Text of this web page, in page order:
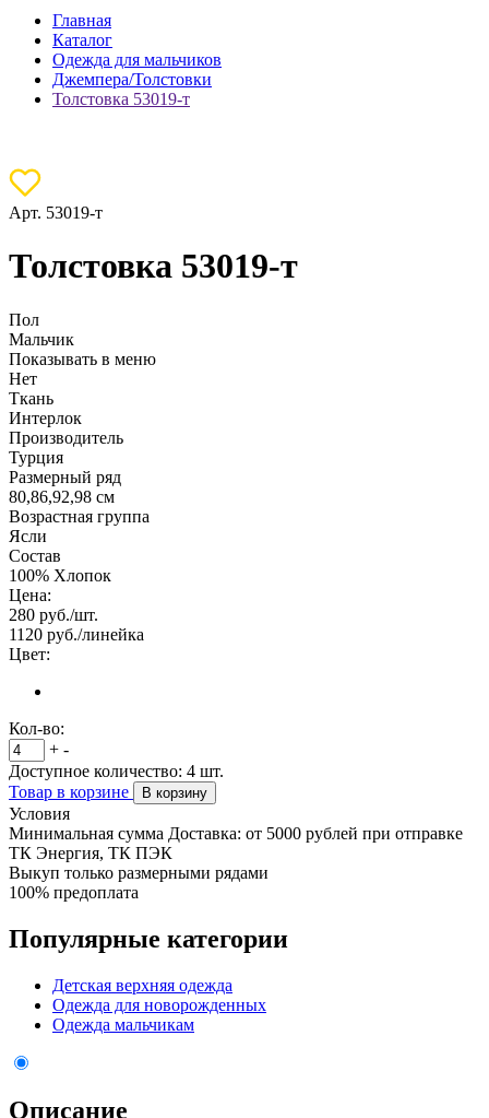
Главная
Каталог
Одежда для мальчиков
Джемпера/Толстовки
Толстовка 53019-т
Арт. 53019-т
Толстовка 53019-т
Пол
Мальчик
Показывать в меню
Нет
Ткань
Интерлок
Производитель
Турция
Размерный ряд
80,86,92,98 см
Возрастная группа
Ясли
Состав
100% Хлопок
Цена:
280 руб./шт.
1120 руб./линейка
Цвет:
Кол-во:
+ -
Доступное количество: 4 шт.
Товар в корзине
В корзину
Условия
Минимальная сумма Доставка: от 5000 рублей при отправке
ТК Энергия, ТК ПЭК
Выкуп только размерными рядами
100% предоплата
Популярные категории
Детская верхняя одежда
Одежда для новорожденных
Одежда мальчикам
Описание